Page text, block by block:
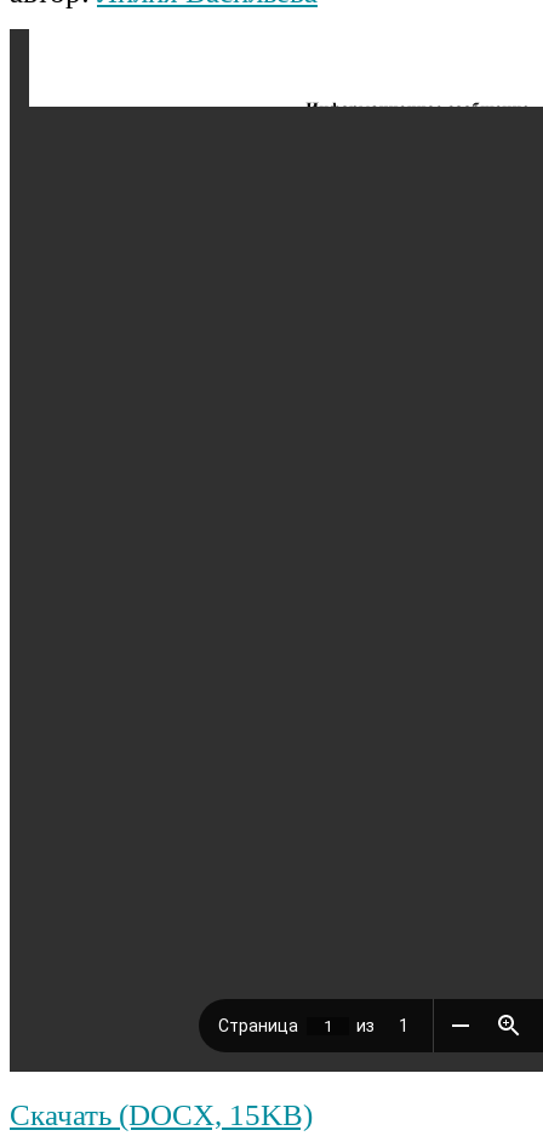
Скачать (DOCX, 15KB)